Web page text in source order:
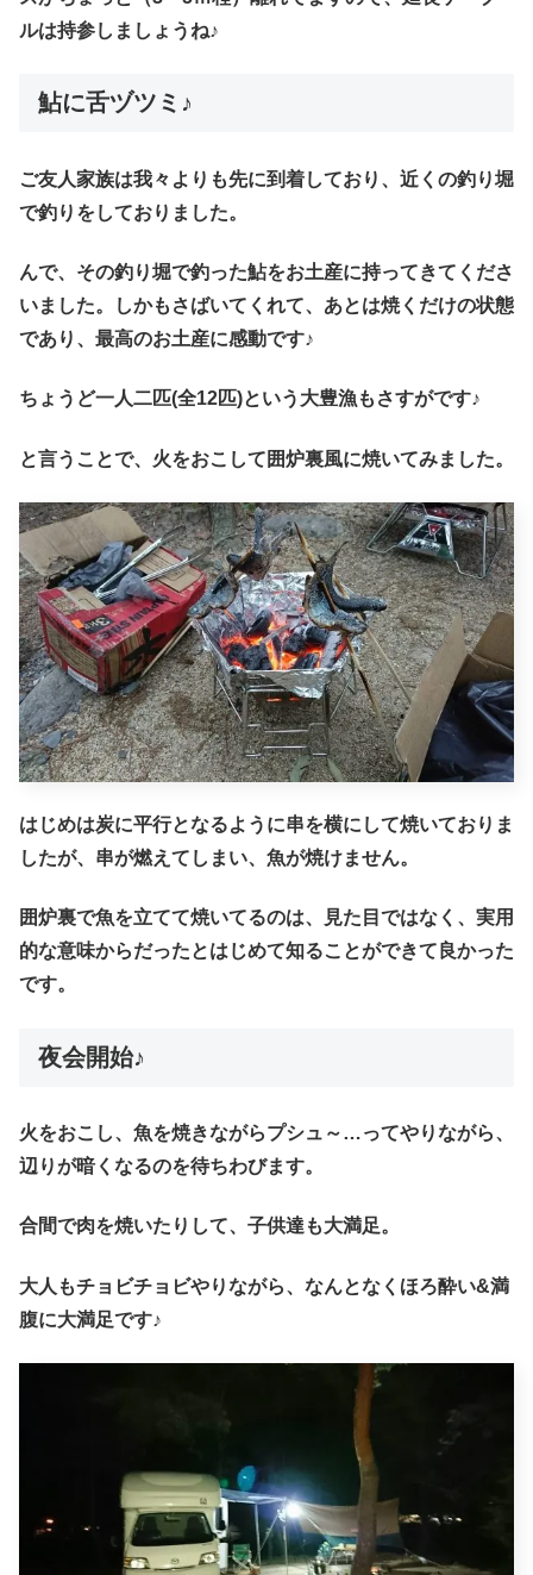
ルは持参しましょうね♪
鮎に舌ヅツミ♪
ご友人家族は我々よりも先に到着しており、近くの釣り堀
で釣りをしておりました。
んで、その釣り堀で釣った鮎をお土産に持ってきてくださ
いました。しかもさばいてくれて、あとは焼くだけの状態
であり、最高のお土産に感動です♪
ちょうど一人二匹(全12匹)という大豊漁もさすがです♪
と言うことで、火をおこして囲炉裏風に焼いてみました。
はじめは炭に平行となるように串を横にして焼いておりま
したが、串が燃えてしまい、魚が焼けません。
囲炉裏で魚を立てて焼いてるのは、見た目ではなく、実用
的な意味からだったとはじめて知ることができて良かった
です。
夜会開始♪
火をおこし、魚を焼きながらプシュ～…ってやりながら、
辺りが暗くなるのを待ちわびます。
合間で肉を焼いたりして、子供達も大満足。
大人もチョビチョビやりながら、なんとなくほろ酔い&満
腹に大満足です♪